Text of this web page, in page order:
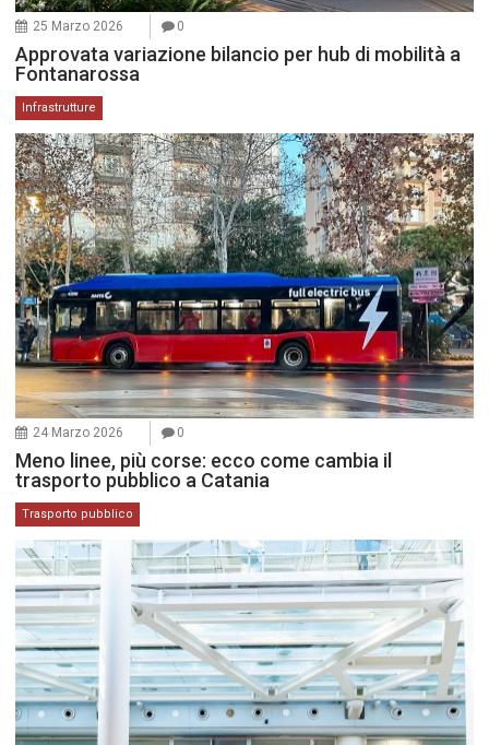
25 Marzo 2026 0
Approvata variazione bilancio per hub di mobilità a
Fontanarossa
Infrastrutture
24 Marzo 2026 0
Meno linee, più corse: ecco come cambia il
trasporto pubblico a Catania
Trasporto pubblico